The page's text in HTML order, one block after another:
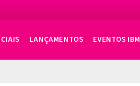
LANÇAMENTOS EVENTOS IBM